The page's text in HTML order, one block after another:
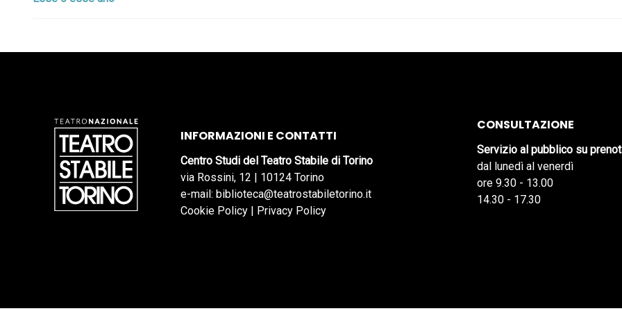
INFORMAZIONI E CONTATTI
Centro Studi del Teatro Stabile di Torino
via Rossini, 12 | 10124 Torino
e-mail: biblioteca@teatrostabiletorino.it
Cookie Policy | Privacy Policy
CONSULTAZIONE
Servizio al pubblico su
dal lunedì al venerdì
ore 9.30 - 13.00
14.30 - 17.30